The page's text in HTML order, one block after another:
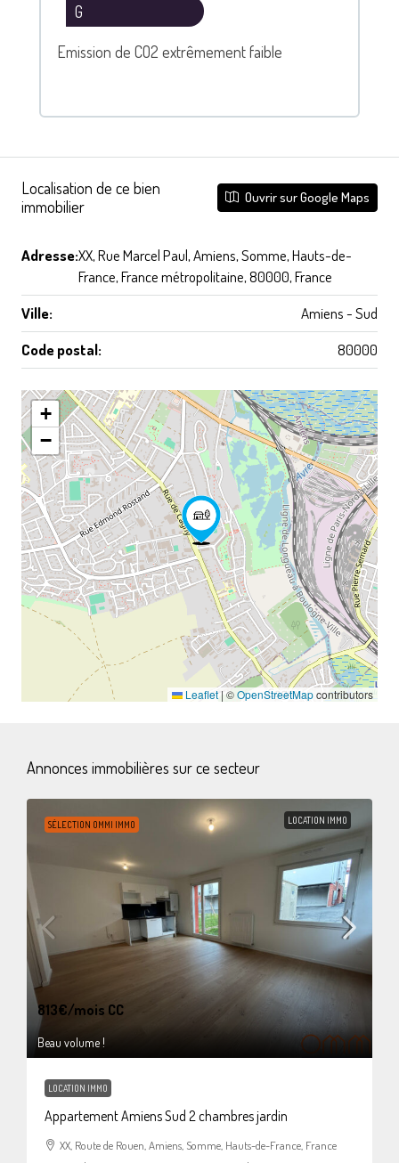
G
Emission de CO2 extrêmement faible
Localisation de ce bien
immobilier
Ouvrir sur Google Maps
Adresse:XX, Rue Marcel Paul, Amiens, Somme, Hauts-de-
France, France métropolitaine, 80000, France
Ville:
Amiens - Sud
Code postal:
80000
+
−
Leaflet | ©OpenStreetMapcontributors
Annonces immobilières sur ce secteur
SÉLECTION OMMI IMMO LOCATION IMMO
813€/mois CC
Beau volume !
LOCATION IMMO
Appartement Amiens Sud 2 chambres jardin
XX, Route de Rouen, Amiens, Somme, Hauts-de-France, France